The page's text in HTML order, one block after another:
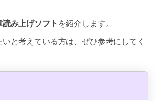
読み上げソフト を紹介します。
と考えている方は、ぜひ参考にしてく